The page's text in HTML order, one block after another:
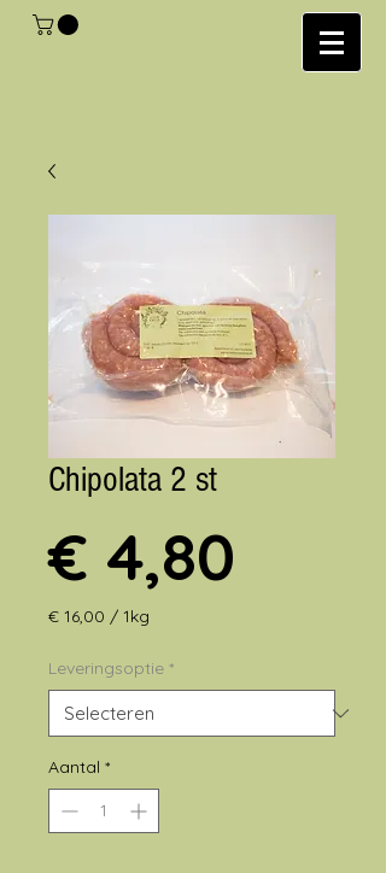
Chipolata 2 st
€ 4,80
€ 16,00 / 1kg
per
1
Kilogram
Leveringsoptie *
Aantal *